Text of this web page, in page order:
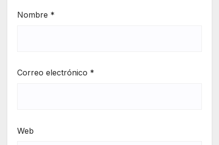
Nombre *
Correo electrónico *
Web